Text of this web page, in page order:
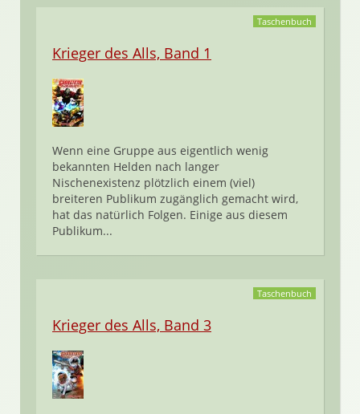
Taschenbuch
Krieger des Alls, Band 1
Wenn eine Gruppe aus eigentlich wenig
bekannten Helden nach langer
Nischenexistenz plötzlich einem (viel)
breiteren Publikum zugänglich gemacht wird,
hat das natürlich Folgen. Einige aus diesem
Publikum...
Taschenbuch
Krieger des Alls, Band 3